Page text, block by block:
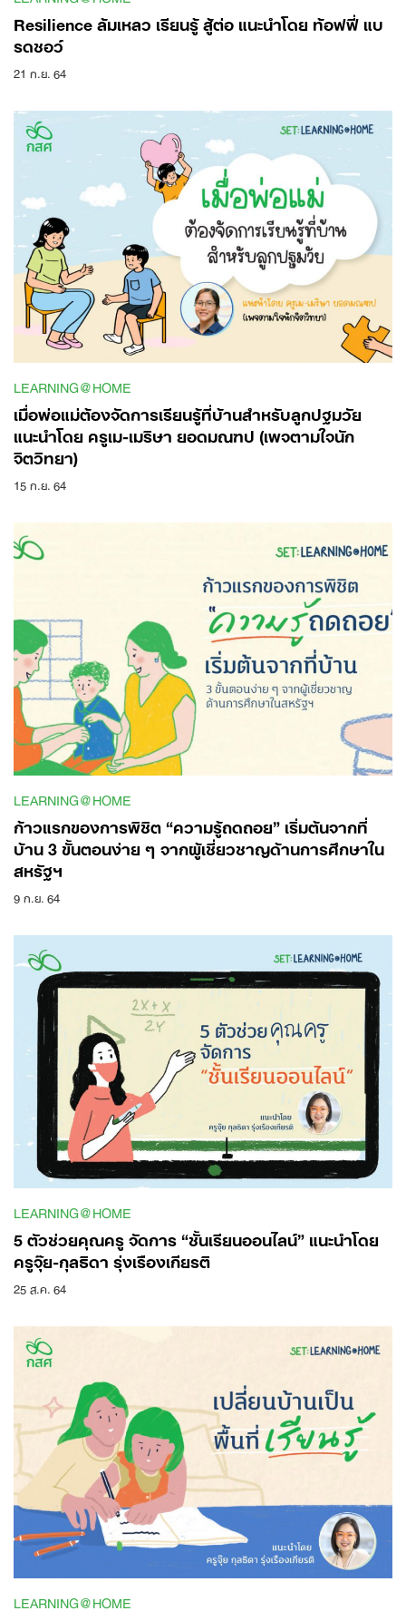
Search
for:
Resilience ล้มเหลว เรียนรู้ สู้ต่อ แนะนำโดย ท้อฟฟี่ แบ
รดชอว์
21 ก.ย. 64
LEARNING@HOME
เมื่อพ่อแม่ต้องจัดการเรียนรู้ที่บ้านสำหรับลูกปฐมวัย
แนะนำโดย ครูเม-เมริษา ยอดมณฑป (เพจตามใจนัก
จิตวิทยา)
15 ก.ย. 64
LEARNING@HOME
ก้าวแรกของการพิชิต “ความรู้ถดถอย” เริ่มต้นจากที่
บ้าน 3 ขั้นตอนง่าย ๆ จากผู้เชี่ยวชาญด้านการศึกษาใน
สหรัฐฯ
9 ก.ย. 64
LEARNING@HOME
5 ตัวช่วยคุณครู จัดการ “ชั้นเรียนออนไลน์” แนะนำโดย
ครูจุ๊ย-กุลธิดา รุ่งเรืองเกียรติ
25 ส.ค. 64
LEARNING@HOME